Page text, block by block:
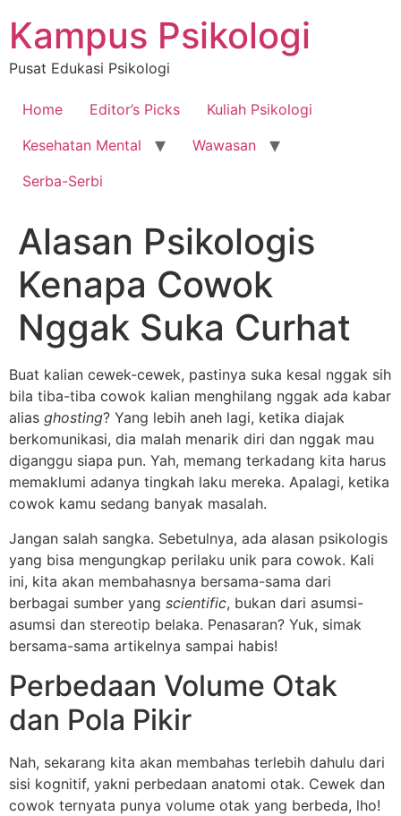
content
Kampus Psikologi
Pusat Edukasi Psikologi
Home Editor’s Picks
Kuliah Psikologi
Kesehatan Mental
Wawasan
Serba-Serbi
Alasan Psikologis
Kenapa Cowok
Nggak Suka Curhat
Buat kalian cewek-cewek, pastinya suka kesal nggak sih
bila tiba-tiba cowok kalian menghilang nggak ada kabar
alias ghosting? Yang lebih aneh lagi, ketika diajak
berkomunikasi, dia malah menarik diri dan nggak mau
diganggu siapa pun. Yah, memang terkadang kita harus
memaklumi adanya tingkah laku mereka. Apalagi, ketika
cowok kamu sedang banyak masalah.
Jangan salah sangka. Sebetulnya, ada alasan psikologis
yang bisa mengungkap perilaku unik para cowok. Kali
ini, kita akan membahasnya bersama-sama dari
berbagai sumber yang scientific, bukan dari asumsi-
asumsi dan stereotip belaka. Penasaran? Yuk, simak
bersama-sama artikelnya sampai habis!
Perbedaan Volume Otak
dan Pola Pikir
Nah, sekarang kita akan membahas terlebih dahulu dari
sisi kognitif, yakni perbedaan anatomi otak. Cewek dan
cowok ternyata punya volume otak yang berbeda, lho!